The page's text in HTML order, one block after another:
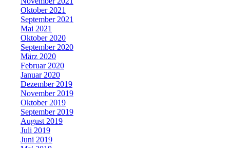
Oktober 2021
September 2021
Mai 2021
Oktober 2020
September 2020
März 2020
Februar 2020
Januar 2020
Dezember 2019
November 2019
Oktober 2019
September 2019
August 2019
Juli 2019
Juni 2019